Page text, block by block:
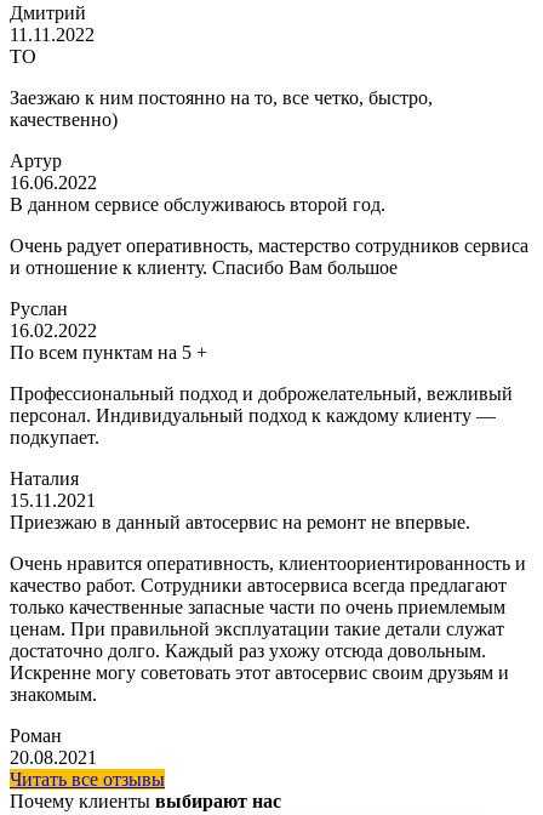
Дмитрий
11.11.2022
ТО
Заезжаю к ним постоянно на то, все четко, быстро,
качественно)
Артур
16.06.2022
В данном сервисе обслуживаюсь второй год.
Очень радует оперативность, мастерство сотрудников сервиса
и отношение к клиенту. Спасибо Вам большое
Руслан
16.02.2022
По всем пунктам на 5 +
Профессиональный подход и доброжелательный, вежливый
персонал. Индивидуальный подход к каждому клиенту —
подкупает.
Наталия
15.11.2021
Приезжаю в данный автосервис на ремонт не впервые.
Очень нравится оперативность, клиентоориентированность и
качество работ. Сотрудники автосервиса всегда предлагают
только качественные запасные части по очень приемлемым
ценам. При правильной эксплуатации такие детали служат
достаточно долго. Каждый раз ухожу отсюда довольным.
Искренне могу советовать этот автосервис своим друзьям и
знакомым.
Роман
20.08.2021
Читать все отзывы
Почему клиенты выбирают нас